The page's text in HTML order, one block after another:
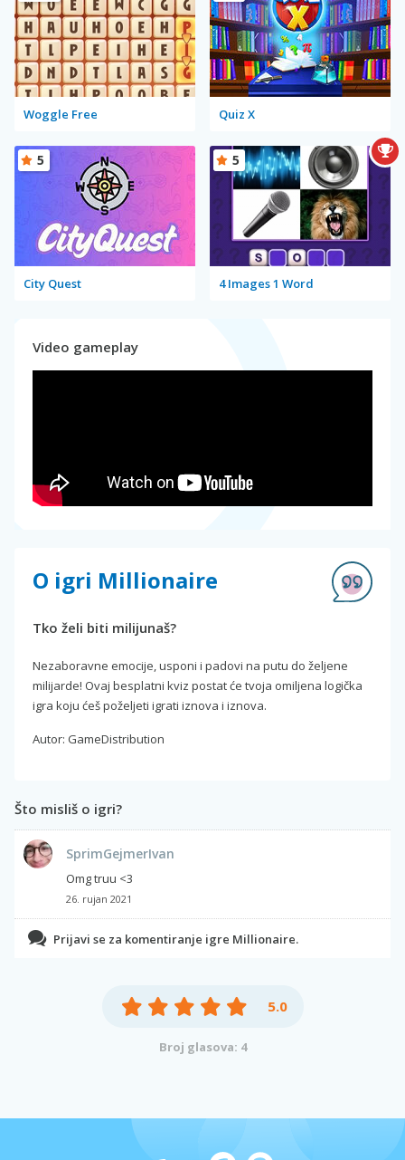
Woggle Free Quiz X
City Quest
5
4 Images 1 Word
5
Video gameplay
O igri Millionaire
Tko želi biti milijunaš?
Nezaboravne emocije, usponi i padovi na putu do željene
milijarde! Ovaj besplatni kviz postat će tvoja omiljena logička
igra koju ćeš poželjeti igrati iznova i iznova.
Autor: GameDistribution
Što misliš o igri?
SprimGejmerIvan
Omg truu <3
26. rujan 2021
Prijavi se za komentiranje igre Millionaire.
5.0
Broj glasova: 4